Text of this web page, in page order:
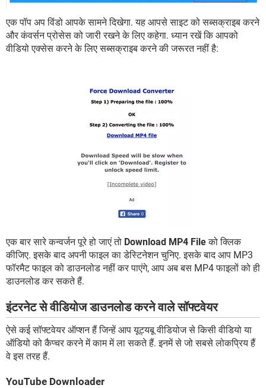
एक पॉप अप विंडो आपके सामने दिखेगा. यह आपसे साइट को सब्सक्राइब करने
और कंवर्सन प्रोसेस को जारी रखने के लिए कहेगा. ध्यान रखें कि आपको
वीडियो एक्सेस करने के लिए सब्सक्राइब करने की जरूरत नहीं है:
एक बार सारे कन्वर्जन पूरे हो जाएं तो Download MP4 Fileको क्लिक
कीजिए. इसके बाद अपनी फाइल का डेस्टिनेशन चुनिए. इसके बाद आप MP3
फॉरमैट फाइल को डाउनलोड नहीं कर पाएंगे, आप अब बस MP4 फाइलों को ही
डाउनलोड कर सकते हैं.
इंटरनेट से वीडियोज डाउनलोड करने वाले सॉफ्टवेयर
ऐसे कई सॉफ्टवेयर ऑप्शन हैं जिन्हें आप यूट्यबू वीडियोज से किसी वीडियो या
ऑडियो को कैप्चर करने में काम में ला सकते हैं. इनमें से जो सबसे लोकप्रिय हैं
वे इस तरह हैं.
YouTube Downloader